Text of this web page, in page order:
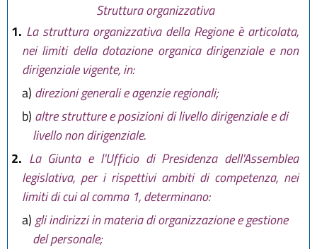
L.R. 30 luglio 2015, n. 13
L.R. 29 dicembre 2015, n. 22
L.R. 9 maggio 2016, n. 7
L.R. 29 luglio 2016, n. 13
L.R. 25 novembre 2016, n. 21
L.R. 20 dicembre 2018, n. 21
Struttura organizzativa
1. La struttura organizzativa della Regione è articolata,
nei limiti della dotazione organica dirigenziale e non
dirigenziale vigente, in:
a) direzioni generali e agenzie regionali;
b) altre strutture e posizioni di livello dirigenziale e di
livello non dirigenziale.
2. La Giunta e l'Ufficio di Presidenza dell'Assemblea
legislativa, per i rispettivi ambiti di competenza, nei
limiti di cui al comma 1, determinano:
a)gli indirizzi in materia di organizzazione e gestione
del personale;